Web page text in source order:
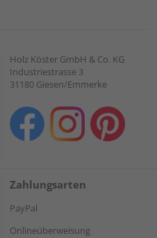
Holz Köster GmbH & Co. KG
Industriestrasse 3
31180 Giesen/Emmerke
Zahlungsarten
PayPal
Onlineüberweisung